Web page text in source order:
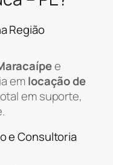
Região
e
emlocação de
em suporte,
e Consultoria